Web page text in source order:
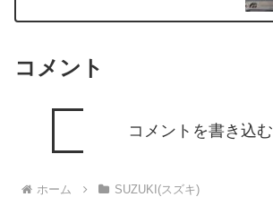
コメント
コメントを書き込む
ホーム SUZUKI(スズキ)